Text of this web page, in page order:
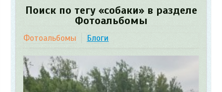
Поиск по тегу «собаки» в разделе
Фотоальбомы
Фотоальбомы Блоги